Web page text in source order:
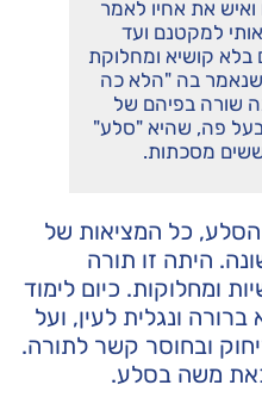
ואיש את אחיו לאמר
למקטנם ועד
בלא קושיא ומחלוקת
בה "הלא כה
שורה בפיהם של
פה, שהיא "סלע"
מסכתות.
כל המציאות של
היתה זו תורה
ומחלוקות. כיום לימוד
ונגלית לעין, ועל
ובחוסר קשר לתורה.
משה בסלע.